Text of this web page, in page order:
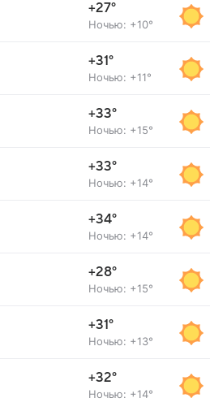
+27°
Ночью: +10°
+31°
Ночью: +11°
+33°
Ночью: +15°
+33°
Ночью: +14°
+34°
Ночью: +14°
+28°
Ночью: +15°
+31°
Ночью: +13°
+32°
Ночью: +14°